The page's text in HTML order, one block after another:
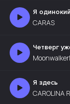
Я
CARAS
Четверг
Я здесь
CAROLINA